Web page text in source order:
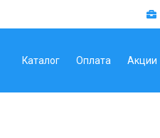
Каталог Оплата Акции